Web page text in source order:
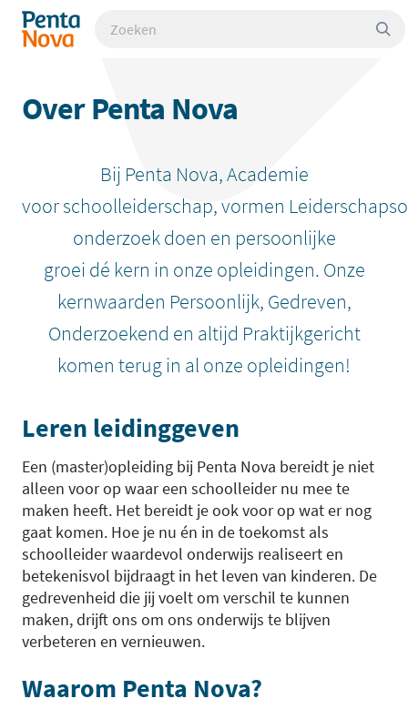
Overslaan
inhoud
gaan
Pentanova - Academie voor schoolleiderschap
Zoeken
Over Penta Nova
Bij Penta Nova, Academie
voor schoolleiderschap, vormen
onderzoek doen en persoonlijke
groei dé kern in onze opleidingen. Onze
kernwaarden Persoonlijk, Gedreven,
Onderzoekend en altijd Praktijkgericht
komen terug in al onze opleidingen!
Leren leidinggeven
Een (master)opleiding bij Penta Nova bereidt je niet
alleen voor op waar een schoolleider nu mee te
maken heeft. Het bereidt je ook voor op wat er nog
gaat komen. Hoe je nu én in de toekomst als
schoolleider waardevol onderwijs realiseert en
betekenisvol bijdraagt in het leven van kinderen. De
gedrevenheid die jij voelt om verschil te kunnen
maken, drijft ons om ons onderwijs te blijven
verbeteren en vernieuwen.
Waarom Penta Nova?